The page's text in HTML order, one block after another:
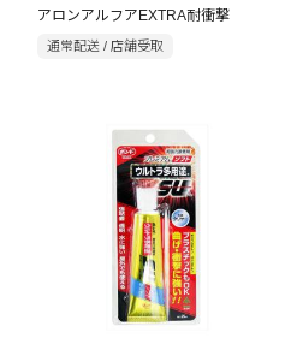
アロンアルフアEXTRA耐衝撃
通常配送 / 店舗受取